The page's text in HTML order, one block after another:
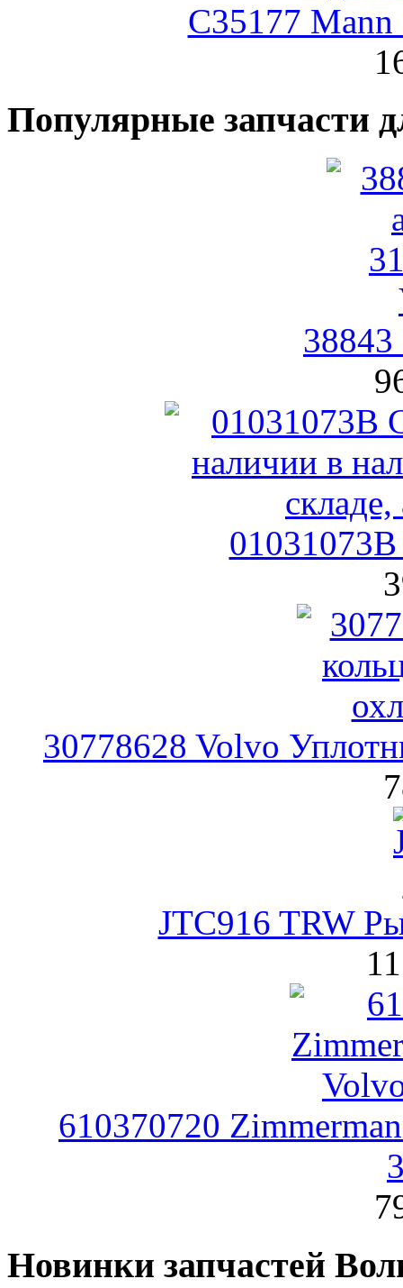
C35177
Популярные запчасти
30778628 Volvo
JTC916 TRW
610370720
Новинки запчастей